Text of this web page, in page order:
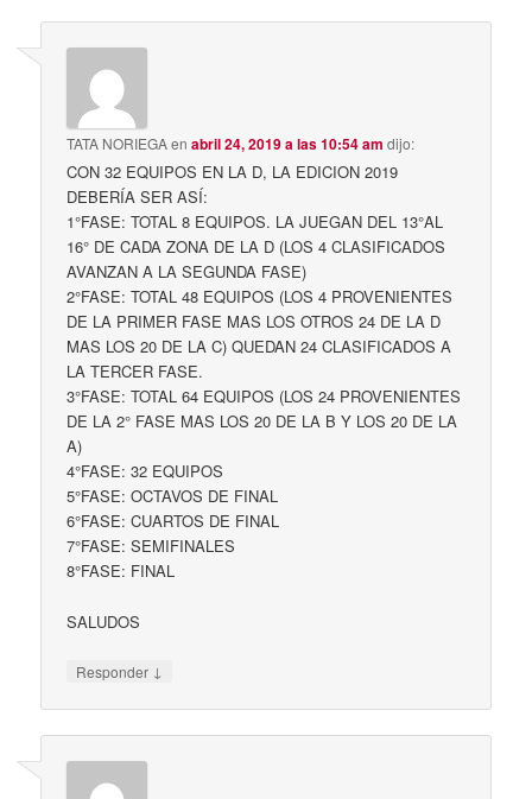
TATA NORIEGAenabril 24, 2019 a las 10:54 am dijo:
CON 32 EQUIPOS EN LA D, LA EDICION 2019
DEBERÍA SER ASÍ:
1°FASE: TOTAL 8 EQUIPOS. LA JUEGAN DEL 13°AL
16° DE CADA ZONA DE LA D (LOS 4 CLASIFICADOS
AVANZAN A LA SEGUNDA FASE)
2°FASE: TOTAL 48 EQUIPOS (LOS 4 PROVENIENTES
DE LA PRIMER FASE MAS LOS OTROS 24 DE LA D
MAS LOS 20 DE LA C) QUEDAN 24 CLASIFICADOS A
LA TERCER FASE.
3°FASE: TOTAL 64 EQUIPOS (LOS 24 PROVENIENTES
DE LA 2° FASE MAS LOS 20 DE LA B Y LOS 20 DE LA
A)
4°FASE: 32 EQUIPOS
5°FASE: OCTAVOS DE FINAL
6°FASE: CUARTOS DE FINAL
7°FASE: SEMIFINALES
8°FASE: FINAL
SALUDOS
Responder ↓